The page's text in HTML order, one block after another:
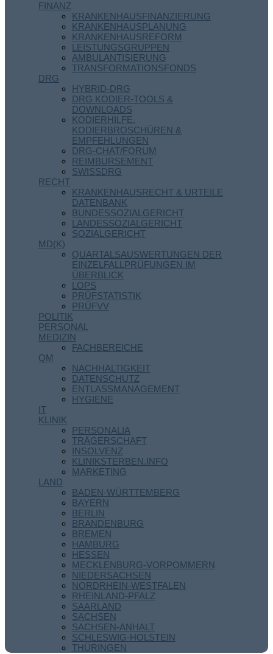
FINANZ
KRANKENHAUSFINANZIERUNG
KRANKENHAUSPLANUNG
KRANKENHAUSREFORM
LEISTUNGSGRUPPEN
AMBULANTISIERUNG
TRANSFORMATIONSFONDS
DRG
HYBRID-DRG
DRG KODIER-TOOLS &
DOWNLOADS
KODIERHILFE,
KODIERBROSCHÜREN &
EMPFEHLUNGEN
DRG-CHAT/FORUM
REIMBURSEMENT
SWISSDRG
RECHT
KRANKENHAUSRECHT & URTEILE
DATENBANK
BUNDESSOZIALGERICHT
LANDESSOZIALGERICHT
SOZIALGERICHT
MD(K)
QUARTALSAUSWERTUNGEN DER
EINZELFALLPRÜFUNGEN IM
ÜBERBLICK
LOPS
PRÜFSTATISTIK
PRÜFVV
POLITIK
PERSONAL
MEDIZIN
FACHBEREICHE
QM
NACHHALTIGKEIT
DATENSCHUTZ
ENTLASSMANAGEMENT
HYGIENE
IT
KLINIK
PERSONALIA
TRÄGERSCHAFT
INSOLVENZ
KLINIKSTERBEN.INFO
MARKETING
LAND
BADEN-WÜRTTEMBERG
BAYERN
BERLIN
BRANDENBURG
BREMEN
HAMBURG
HESSEN
MECKLENBURG-VORPOMMERN
NIEDERSACHSEN
NORDRHEIN-WESTFALEN
RHEINLAND-PFALZ
SAARLAND
SACHSEN
SACHSEN-ANHALT
SCHLESWIG-HOLSTEIN
THÜRINGEN